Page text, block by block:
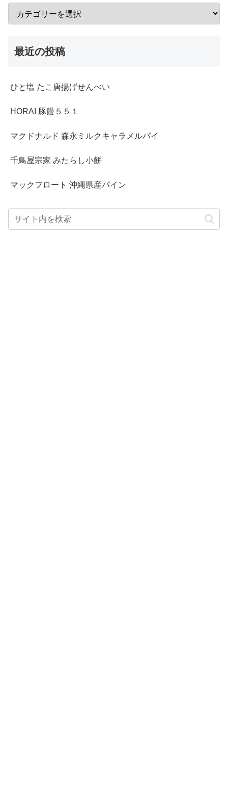
最近の投稿
ひと塩 たこ唐揚げせんべい
HORAI 豚饅５５１
マクドナルド 森永ミルクキャラメルパイ
千鳥屋宗家 みたらし小餅
マックフロート 沖縄県産パイン